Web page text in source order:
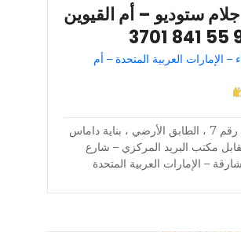
جلام ستوديو – أم القيوين
– الإمارات العربية المتحدة – أم
محل رقم 7 ، الطابق الأرضي ، بناية داماس
، مقابل مكتب البريد المركزي – شارع
– الإمارات العربية المتحدة